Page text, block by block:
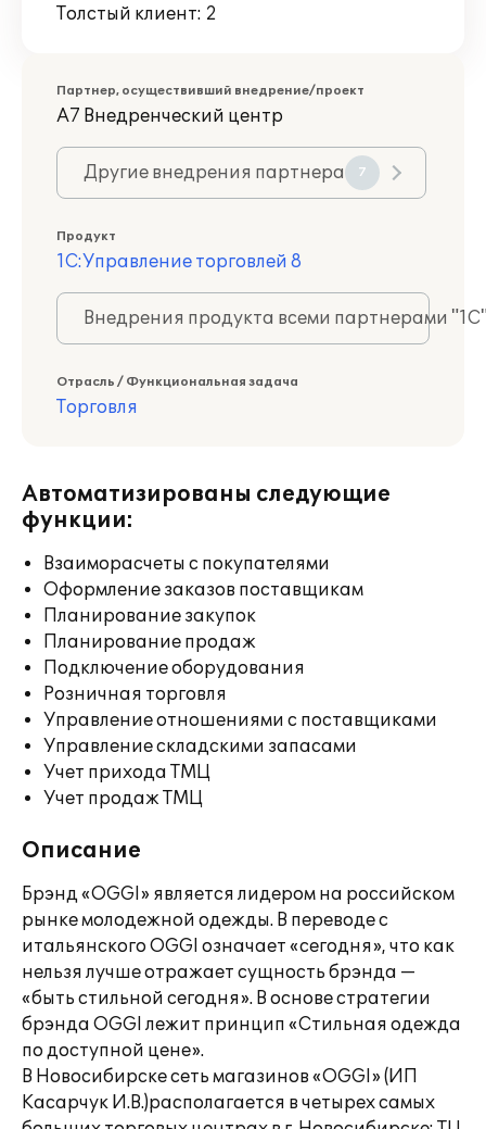
Толстый клиент: 2
Партнер, осуществивший внедрение/проект
А7 Внедренческий центр
Другие внедрения партнера 7
Продукт
1С:Управление торговлей 8
Внедрения продукта всеми партнерами
Отрасль / Функциональная задача
Торговля
Автоматизированы следующие
функции:
Взаиморасчеты с покупателями
Оформление заказов поставщикам
Планирование закупок
Планирование продаж
Подключение оборудования
Розничная торговля
Управление отношениями с поставщиками
Управление складскими запасами
Учет прихода ТМЦ
Учет продаж ТМЦ
Описание
Брэнд «OGGI» является лидером на российском
рынке молодежной одежды. В переводе с
итальянского OGGI означает «сегодня», что как
нельзя лучше отражает сущность брэнда —
«быть стильной сегодня». В основе стратегии
брэнда OGGI лежит принцип «Стильная одежда
по доступной цене».
В Новосибирске сеть магазинов «OGGI» (ИП
Касарчук И.В.)располагается в четырех самых